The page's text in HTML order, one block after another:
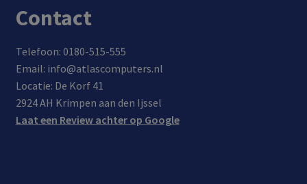
Contact
Telefoon: 0180-515-555
Email: info@atlascomputers.nl
Locatie: De Korf 41
2924 AH Krimpen aan den Ijssel
Laat een Review achter op Google